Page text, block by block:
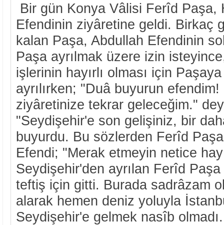
Bir gün Konya Vâlisi Ferîd Paşa,
Efendinin ziyâretine geldi. Birkaç
kalan Paşa, Abdullah Efendinin
Paşa ayrılmak üzere izin
işlerinin hayırlı olması için
ayrılırken; "Duâ buyurun efendim!
ziyâretinize tekrar geleceğim."
"Seydişehir'e son gelişiniz, bir
buyurdu. Bu sözlerden Ferîd
Efendi; "Merak etmeyin netice
Seydişehir'den ayrılan Ferîd
teftiş için gitti. Burada sadrâzam
alarak hemen deniz yoluyla
Seydişehir'e gelmek nasîb olmadı.